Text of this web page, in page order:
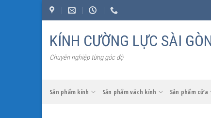
Skip
content
KÍNH CƯỜNG LỰC SÀI
Chuyên nghiệp từng góc độ
Sản phẩm kính Sản phẩm vách kính Sản phẩm cửa